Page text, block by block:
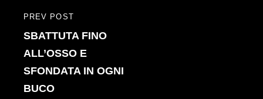
PREVIOUS
POST
PREV POST
SBATTUTA FINO
ALL’OSSO E
SFONDATA IN OGNI
BUCO